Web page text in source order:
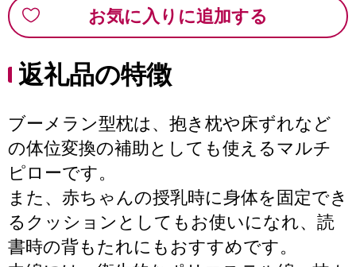
お気に入りに追加する
返礼品の特徴
ブーメラン型枕は、抱き枕や床ずれなど
の体位変換の補助としても使えるマルチ
ピローです。
また、赤ちゃんの授乳時に身体を固定でき
るクッションとしてもお使いになれ、読
書時の背もたれにもおすすめです。